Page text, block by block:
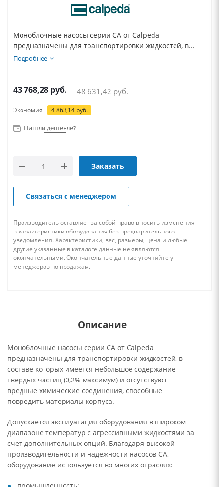
Моноблочные насосы серии CA от Calpeda
предназначены для транспортировки жидкостей, в...
Подробнее
43 768,28 руб. 48 631,42руб.
Экономия 4 863,14 руб.
Нашли дешевле?
Заказать
Связаться с менеджером
Производитель оставляет за собой право вносить изменения
в характеристики оборудования без предварительного
уведомления. Характеристики, вес, размеры, цена и любые
другие указанные в каталоге данные не являются
окончательными. Окончательные данные уточняйте у
менеджеров по продажам.
Описание
Моноблочные насосы серии CA от Calpeda
предназначены для транспортировки жидкостей, в
составе которых имеется небольшое содержание
твердых частиц (0,2% максимум) и отсутствуют
вредные химические соединения, способные
повредить материалы корпуса.
Допускается эксплуатация оборудования в широком
диапазоне температур с агрессивными жидкостями за
счет дополнительных опций. Благодаря высокой
производительности и надежности насосов CA,
оборудование используется во многих отраслях: